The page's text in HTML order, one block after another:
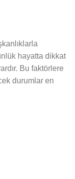
hayatta dikkat
Bu faktörlere
durumlar en